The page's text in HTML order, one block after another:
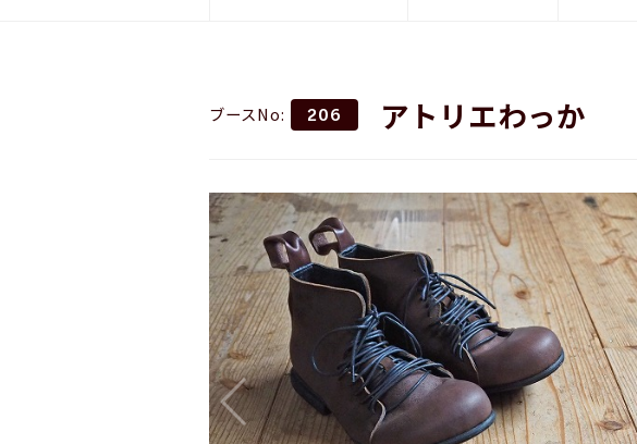
ブースNo: 206 アトリエわっか